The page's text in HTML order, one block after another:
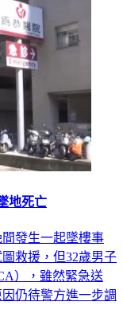
地死亡
發生一起墜樓事
救援，但32歲男子
），雖然緊急送
仍待警方進一步調